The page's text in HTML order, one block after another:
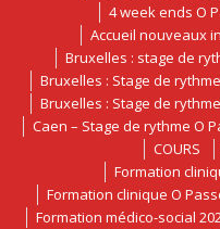
4 week ends O
Accueil nouveaux
Bruxelles : stage de
Bruxelles : Stage de
Bruxelles : Stage de
Caen – Stage de rythme O
COURS
Formation
Formation clinique O
Formation médico-social